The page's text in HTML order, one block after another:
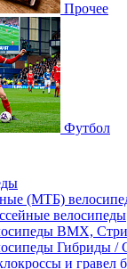
Прочее
Футбол
(МТБ)
велосипеды
BMX,
Гибриды /
и гравел